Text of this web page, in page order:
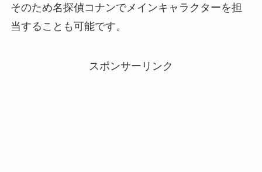
そのため名探偵コナンでメインキャラクターを担
当することも可能です。
スポンサーリンク